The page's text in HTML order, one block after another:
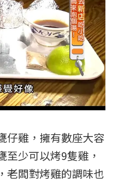
仔雞，擁有數座大容
至少可以烤9隻雞，
老闆對烤雞的調味也